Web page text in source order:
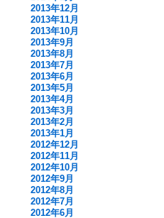
2013年12月
2013年11月
2013年10月
2013年9月
2013年8月
2013年7月
2013年6月
2013年5月
2013年4月
2013年3月
2013年2月
2013年1月
2012年12月
2012年11月
2012年10月
2012年9月
2012年8月
2012年7月
2012年6月